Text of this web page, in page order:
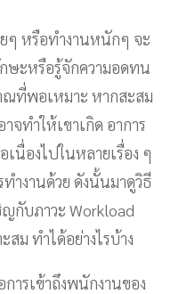
ๆ หรือทำงานหนักๆ จะ
ะหรือรู้จักความอดทน
ณที่พอเหมาะ หากสะสม
จทำให้เขาเกิด อาการ
เนื่องไปในหลายเรื่อง ๆ
ำงานด้วย ดังนั้นมาดูวิธี
กับภาวะ Workload
สม ทำได้อย่างไรบ้าง
ารเข้าถึงพนักงานของ